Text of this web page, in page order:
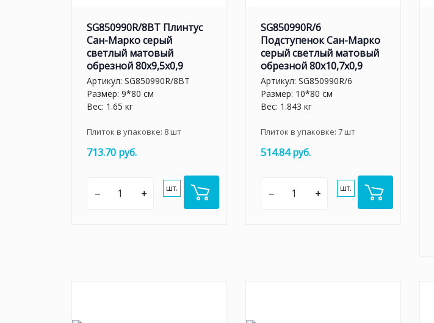
SG850990R/8BT Плинтус
Сан-Марко серый
светлый матовый
обрезной 80x9,5x0,9
Артикул: SG850990R/8BT
Размер: 9*80 см
Вес: 1.65 кг
Плиток в упаковке: 8шт
713.70 руб.
– + шт.
SG850990R/6
Подступенок Сан-Марко
серый светлый матовый
обрезной 80x10,7x0,9
Артикул: SG850990R/6
Размер: 10*80 см
Вес: 1.843 кг
Плиток в упаковке: 7шт
514.84 руб.
– + шт.